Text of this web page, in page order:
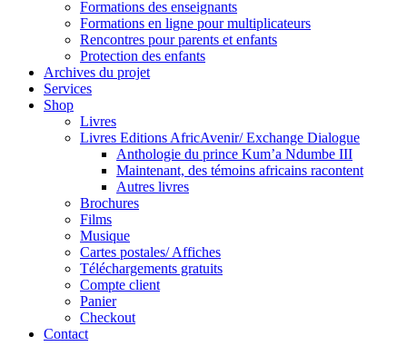
Formations des enseignants
Formations en ligne pour multiplicateurs
Rencontres pour parents et enfants
Protection des enfants
Archives du projet
Services
Shop
Livres
Livres Editions AfricAvenir/ Exchange Dialogue
Anthologie du prince Kum’a Ndumbe III
Maintenant, des témoins africains racontent
Autres livres
Brochures
Films
Musique
Cartes postales/ Affiches
Téléchargements gratuits
Compte client
Panier
Checkout
Contact